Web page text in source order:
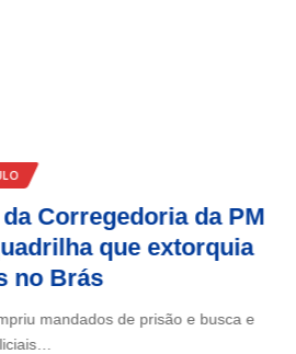
Corregedoria da PM
que extorquia
no Brás
mandados de prisão e busca e